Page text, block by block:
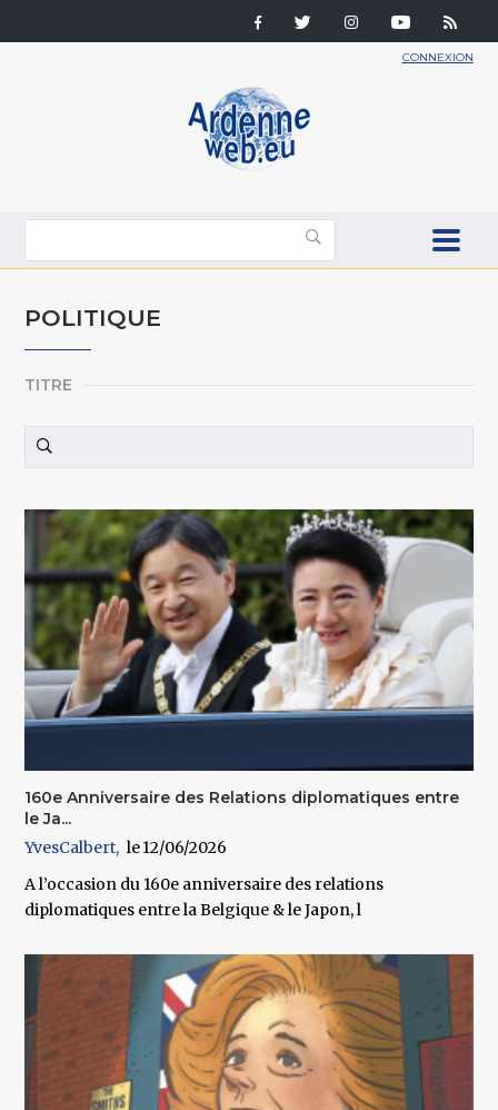
CONNEXION
POLITIQUE
TITRE
160e Anniversaire des Relations diplomatiques entre
le Ja...
YvesCalbert
12/06/2026
A l’occasion du 160e anniversaire des relations
diplomatiques entre la Belgique & le Japon, l